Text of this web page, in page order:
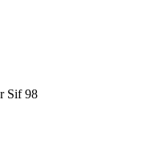
Sif 98